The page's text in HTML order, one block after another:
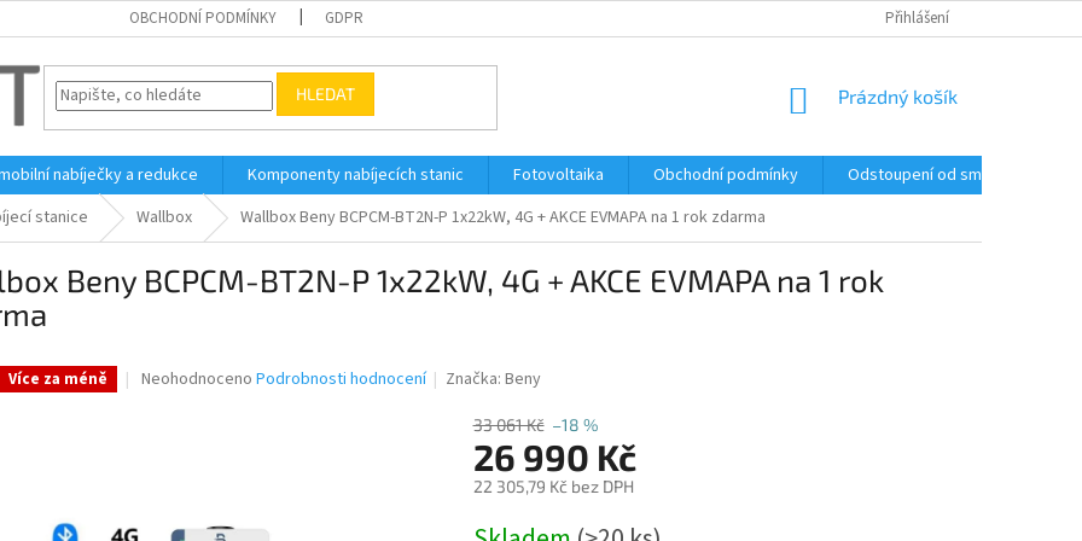
OBCHODNÍ PODMÍNKY GDPR Přihlášení
HLEDAT
NÁKUPNÍ
Prázdný košík
nabíječky a redukce Komponenty nabíjecích stanic Fotovoltaika Obchodní podmínky Odstoupení od smlouvy
stanice Wallbox Wallbox Beny BCPCM-BT2N-P 1x22kW, 4G + AKCE EVMAPA na 1 rok zdarma
Beny BCPCM-BT2N-P 1x22kW, 4G + AKCE EVMAPA na 1 rok
Více za méně
Průměrné
Neohodnoceno Podrobnosti hodnocení Značka:Beny
33 061 Kč –18 %
26 990 Kč
22 305,79 Kč bez DPH